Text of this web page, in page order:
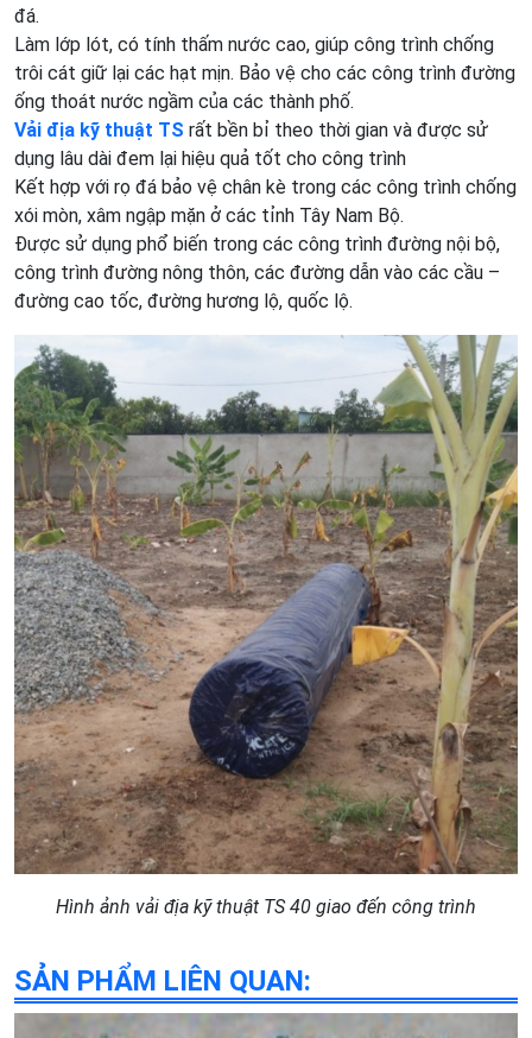
đá.
Làm lớp lót, có tính thấm nước cao, giúp công trình chống
trôi cát giữ lại các hạt mịn. Bảo vệ cho các công trình đường
ống thoát nước ngầm của các thành phố.
Vải địa kỹ thuật TS rất bền bỉ theo thời gian và được sử
dụng lâu dài đem lại hiệu quả tốt cho công trình
Kết hợp với rọ đá bảo vệ chân kè trong các công trình chống
xói mòn, xâm ngập mặn ở các tỉnh Tây Nam Bộ.
Được sử dụng phổ biến trong các công trình đường nội bộ,
công trình đường nông thôn, các đường dẫn vào các cầu –
đường cao tốc, đường hương lộ, quốc lộ.
Hình ảnh vải địa kỹ thuật TS 40 giao đến công trình
SẢN PHẨM LIÊN QUAN: